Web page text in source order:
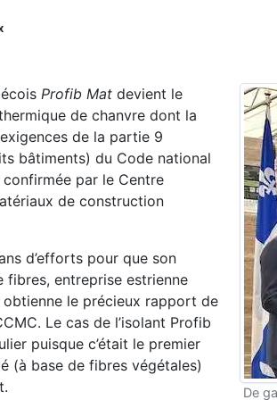
isolant de
De
Profib Mat devient le
de chanvre dont la
de la partie 9
bâtiments) du Code national
par le Centre
de construction
d’efforts pour que son
fibres, entreprise estrienne
obtienne le précieux rapport de
Le cas de l’isolant Profib
puisque c’était le premier
(à base de fibres végétales)